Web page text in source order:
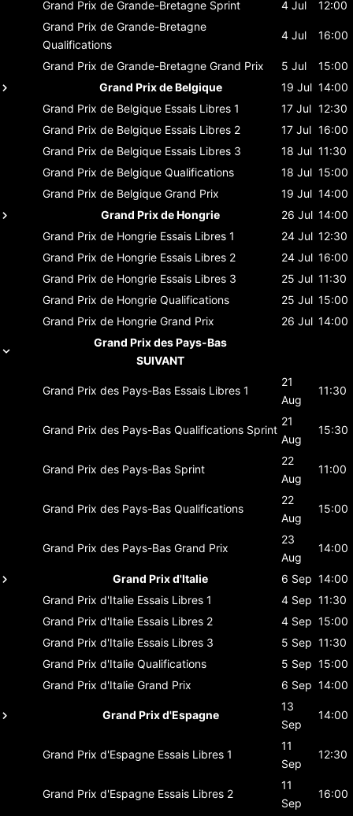
Grand Prix de Grande-Bretagne Sprint 4 Jul
12:00
Grand Prix de Grande-Bretagne
Qualifications
4 Jul 16:00
Grand Prix de Grande-Bretagne Grand Prix 5 Jul
15:00
Grand Prix de Belgique
19 Jul 14:00
Grand Prix de Belgique Essais Libres 1 17 Jul 12:30
Grand Prix de Belgique Essais Libres 2 17 Jul 16:00
Grand Prix de Belgique Essais Libres 3 18 Jul 11:30
Grand Prix de Belgique Qualifications 18 Jul 15:00
Grand Prix de Belgique Grand Prix 19 Jul 14:00
Grand Prix de Hongrie
26 Jul 14:00
Grand Prix de Hongrie Essais Libres 1 24 Jul 12:30
Grand Prix de Hongrie Essais Libres 2 24 Jul 16:00
Grand Prix de Hongrie Essais Libres 3 25 Jul 11:30
Grand Prix de Hongrie Qualifications 25 Jul 15:00
Grand Prix de Hongrie Grand Prix 26 Jul 14:00
Grand Prix des Pays-Bas
SUIVANT
Grand Prix des Pays-Bas Essais Libres 1
21
Aug
11:30
Grand Prix des Pays-Bas Qualifications Sprint
21
Aug
15:30
Grand Prix des Pays-Bas Sprint
22
Aug
11:00
Grand Prix des Pays-Bas Qualifications
22
Aug
15:00
Grand Prix des Pays-Bas Grand Prix
23
Aug
14:00
Grand Prix d'Italie 6 Sep 14:00
Grand Prix d'Italie Essais Libres 1 4 Sep 11:30
Grand Prix d'Italie Essais Libres 2 4 Sep 15:00
Grand Prix d'Italie Essais Libres 3 5 Sep 11:30
Grand Prix d'Italie Qualifications 5 Sep 15:00
Grand Prix d'Italie Grand Prix 6 Sep 14:00
Grand Prix d'Espagne
13
Sep
14:00
Grand Prix d'Espagne Essais Libres 1
11
Sep
12:30
Grand Prix d'Espagne Essais Libres 2
11
Sep
16:00